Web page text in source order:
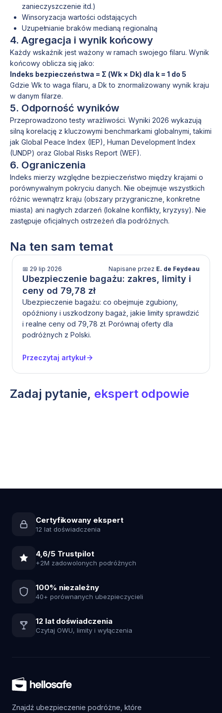
zanieczyszczenie itd.)
Winsoryzacja wartości odstających
Uzupełnianie braków medianą regionalną
4. Agregacja i wynik końcowy
Każdy wskaźnik jest ważony w ramach swojego filaru. Wynik
końcowy oblicza się jako:
Indeks bezpieczeństwa = Σ (Wk × Dk) dla k = 1 do 5
Gdzie Wk to waga filaru, a Dk to znormalizowany wynik kraju
w danym filarze.
5. Odporność wyników
Przeprowadzono testy wrażliwości. Wyniki 2026 wykazują
silną korelację z kluczowymi benchmarkami globalnymi, takimi
jak Global Peace Index (IEP), Human Development Index
(UNDP) oraz Global Risks Report (WEF).
6. Ograniczenia
Indeks mierzy względne bezpieczeństwo między krajami o
porównywalnym pokryciu danych. Nie obejmuje wszystkich
różnic wewnątrz kraju (obszary przygraniczne, konkretne
miasta) ani nagłych zdarzeń (lokalne konflikty, kryzysy). Nie
zastępuje oficjalnych ostrzeżeń dla podróżnych.
Na ten sam temat
📅 29 lip 2026 Napisane przez E. de Feydeau
Ubezpieczenie bagażu: zakres, limity i
ceny od 79,78 zł
Ubezpieczenie bagażu: co obejmuje zgubiony,
opóźniony i uszkodzony bagaż, jakie limity sprawdzić
i realne ceny od 79,78 zł. Porównaj oferty dla
podróżnych z Polski.
Przeczytaj artykuł
Zadaj pytanie, ekspert odpowie
Certyfikowany ekspert
12 lat doświadczenia
4,6/5 Trustpilot
+2M zadowolonych podróżnych
100% niezależny
40+ porównanych ubezpieczycieli
12 lat doświadczenia
Czytaj OWU, limity i wyłączenia
Znajdź ubezpieczenie podróżne, które